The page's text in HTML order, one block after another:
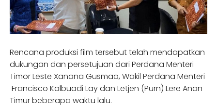
Rencana produksi film tersebut telah mendapatkan
dukungan dan persetujuan dari Perdana Menteri
Timor Leste Xanana Gusmao, Wakil Perdana Menteri
Francisco Kalbuadi Lay dan Letjen (Purn) Lere Anan
Timur beberapa waktu lalu.